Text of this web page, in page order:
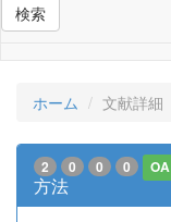
検索
ホーム 文献詳細
2 0 0 0 OA
方法